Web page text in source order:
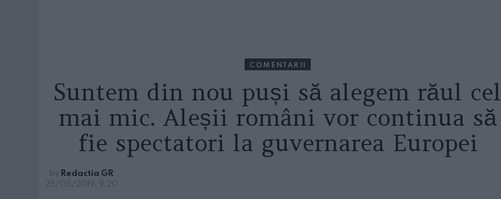
COMENTARII
Suntem din nou puși să alegem răul cel
mai mic. Aleșii români vor continua să
fie spectatori la guvernarea Europei
by Redactia GR
25/05/2019, 9:20